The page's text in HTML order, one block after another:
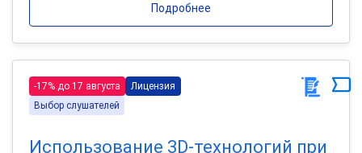
Подробнее
-17% до 17 августа
Лицензия
Выбор слушателей
Использование 3D-технологий при